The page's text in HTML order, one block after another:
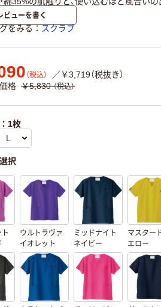
ビューを書く
をみる スクラブ
（税込）
／￥3,719（税抜き）
格 ￥5,830 （税込）
1枚
択
ウルトラヴァ
イオレット
ミッドナイト
ネイビー
マスター
エロー